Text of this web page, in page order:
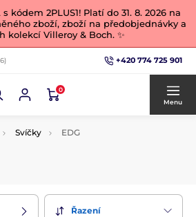
s kódem 2PLUS1! Platí do 31. 8. 2026 na
zboží, zboží na předobjednávky a
kolekcí Villeroy & Boch. ✨
+420 774 725 901
0
Menu
Svíčky EDG
Řazení